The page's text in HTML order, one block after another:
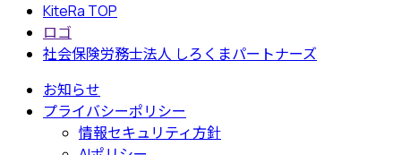
KiteRa TOP
ロゴ
社会保険労務士法人 しろくまパートナーズ
お知らせ
プライバシーポリシー
情報セキュリティ方針